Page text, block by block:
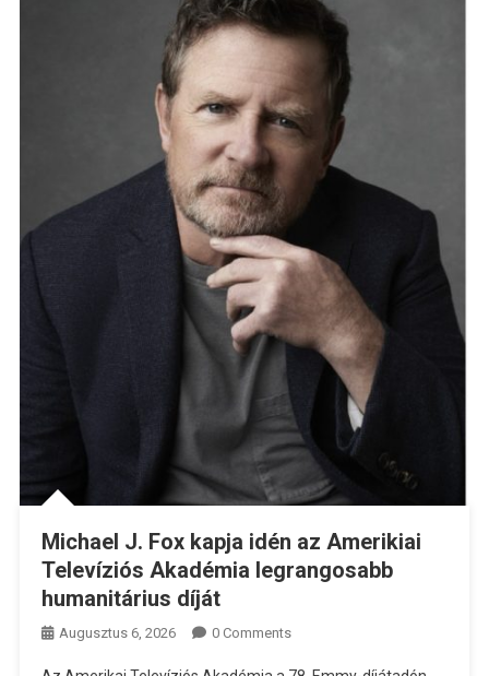
Michael J. Fox kapja idén az Amerikiai
Televíziós Akadémia legrangosabb
humanitárius díját
Augusztus 6, 2026 0 Comments